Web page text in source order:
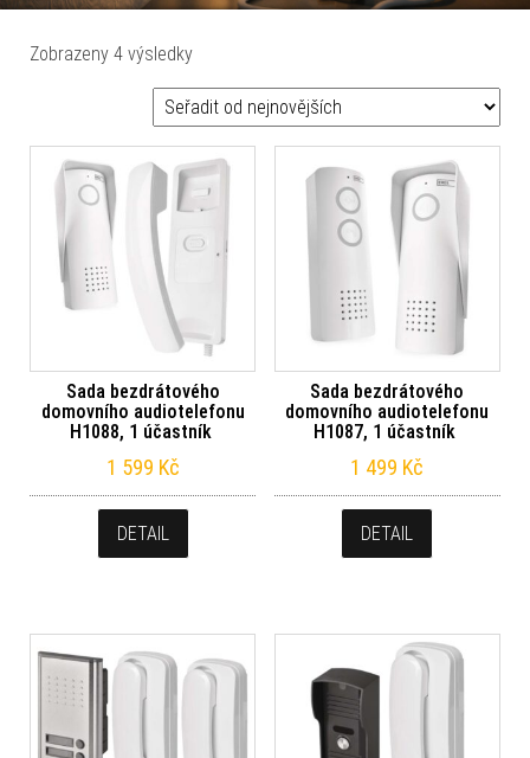
Zobrazeny 4 výsledkySeřazeno od nejnovějších
Sada bezdrátového
domovního audiotelefonu
H1088, 1 účastník
1 599 Kč
DETAIL
Sada bezdrátového
domovního audiotelefonu
H1087, 1 účastník
1 499 Kč
DETAIL